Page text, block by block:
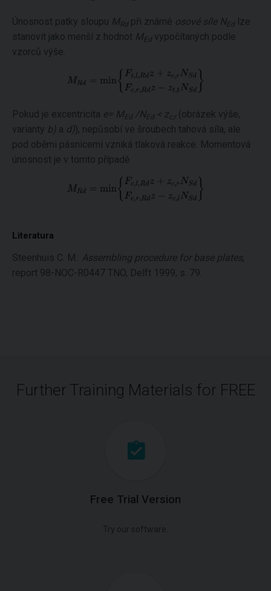
Únosnost patky sloupu MRdpři známé osové síle NEdlze
stanovit jako menší z hodnot MEdvypočítaných podle
vzorců výše.
Pokud je excentricita e= MEd/NEd< z c,r (obrázek výše,
varianty b) a d)), nepůsobí ve šroubech tahová síla, ale
pod oběmi pásnicemi vzniká tlaková reakce. Momentová
únosnost je v tomto případě
Literatura
Steenhuis C. M.: Assembling procedure for base plates,
report 98-NOC-R0447 TNO, Delft 1999, s. 79.
Further Training Materials for FREE
Free Trial Version